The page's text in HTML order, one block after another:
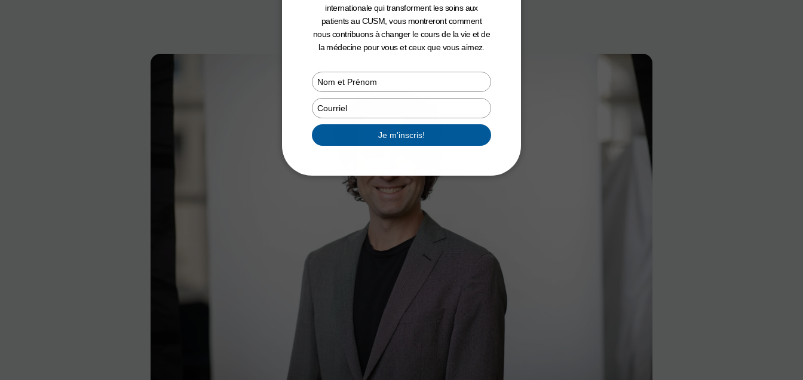
internationale qui transforment les soins aux
patients au CUSM, vous montreront comment
nous contribuons à changer le cours de la vie et de
la médecine pour vous et ceux que vous aimez.
your
your
email
Je m'inscris!